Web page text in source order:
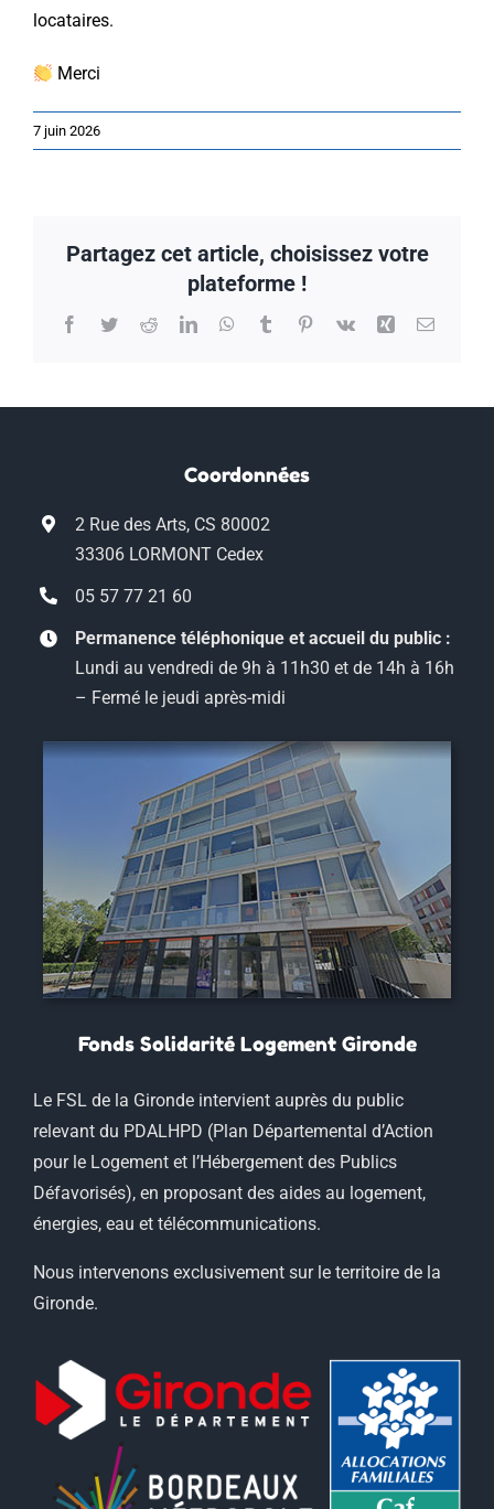
locataires.
Merci
7 juin 2026
Partagez cet article, choisissez votre
plateforme !
Facebook
TwitterRedditLinkedInWhatsApp
TumblrPinterest
Vk Xing Email
Coordonnées
2 Rue des Arts, CS 80002
33306 LORMONT Cedex
05 57 77 21 60
Permanence téléphonique et accueil du public :
Lundi au vendredi de 9h à 11h30 et de 14h à 16h
– Fermé le jeudi après-midi
Fonds Solidarité Logement Gironde
Le FSL de la Gironde intervient auprès du public
relevant du PDALHPD (Plan Départemental d’Action
pour le Logement et l’Hébergement des Publics
Défavorisés), en proposant des aides au logement,
énergies, eau et télécommunications.
Nous intervenons exclusivement sur le territoire de la
Gironde.